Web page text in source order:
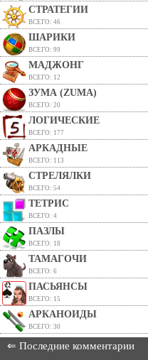
СТРАТЕГИИ
ВСЕГО: 46
ШАРИКИ
ВСЕГО: 99
МАДЖОНГ
ВСЕГО: 12
ЗУМА (ZUMA)
ВСЕГО: 20
ЛОГИЧЕСКИЕ
ВСЕГО: 177
АРКАДНЫЕ
ВСЕГО: 113
СТРЕЛЯЛКИ
ВСЕГО: 54
ТЕТРИС
ВСЕГО: 4
ПАЗЛЫ
ВСЕГО: 18
ТАМАГОЧИ
ВСЕГО: 6
ПАСЬЯНСЫ
ВСЕГО: 15
АРКАНОИДЫ
ВСЕГО: 30
⇐ Последние комментарии